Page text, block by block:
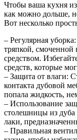
Чтобы ваша кухня
как можно дольше,
Вот несколько
– Регулярная
тряпкой,
средством.
средств, которые
– Защита от влаги:
контакта дубовой
попала жидкость,
– Использование
столешницы из дуба
лаки,
– Правильная